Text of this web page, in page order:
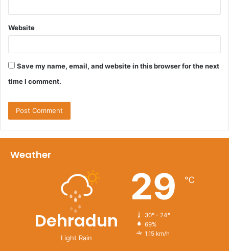
Website
Save my name, email, and website in this browser for the next
time I comment.
Weather
Dehradun
Light Rain
29 ℃
30º - 24º
69%
1.15 km/h